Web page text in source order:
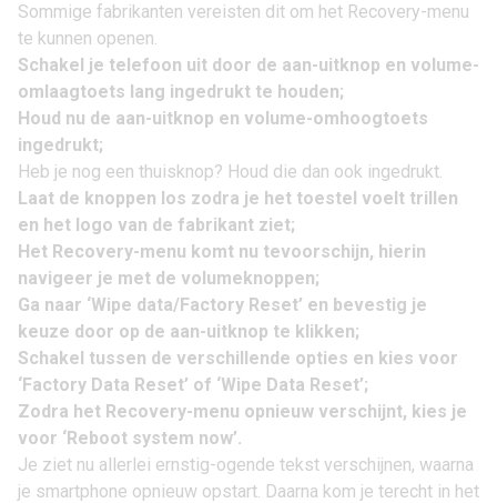
Sommige fabrikanten vereisten dit om het Recovery-menu
te kunnen openen.
Schakel je telefoon uit door de aan-uitknop en volume-
omlaagtoets lang ingedrukt te houden;
Houd nu de aan-uitknop en volume-omhoogtoets
ingedrukt;
Heb je nog een thuisknop? Houd die dan ook ingedrukt.
Laat de knoppen los zodra je het toestel voelt trillen
en het logo van de fabrikant ziet;
Het Recovery-menu komt nu tevoorschijn, hierin
navigeer je met de volumeknoppen;
Ga naar ‘Wipe data/Factory Reset’ en bevestig je
keuze door op de aan-uitknop te klikken;
Schakel tussen de verschillende opties en kies voor
‘Factory Data Reset’ of ‘Wipe Data Reset’;
Zodra het Recovery-menu opnieuw verschijnt, kies je
voor ‘Reboot system now’.
Je ziet nu allerlei ernstig-ogende tekst verschijnen, waarna
je smartphone opnieuw opstart. Daarna kom je terecht in het